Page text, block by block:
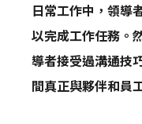
日常工作中，領導
以完成工作任務。
導者接受過溝通技
間真正與夥伴和員